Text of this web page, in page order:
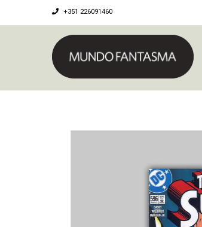
+351 226091460